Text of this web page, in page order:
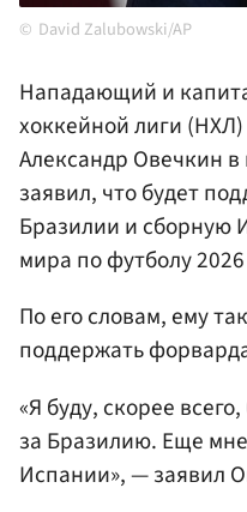
David Zalubowski/AP
Нападающий и
хоккейной лиги
Александр Овечкин
заявил, что будет
Бразилии и сборную
мира по футболу 2026
По его словам, ему
поддержать
«Я буду, скорее
за Бразилию. Еще
Испании», — заявил